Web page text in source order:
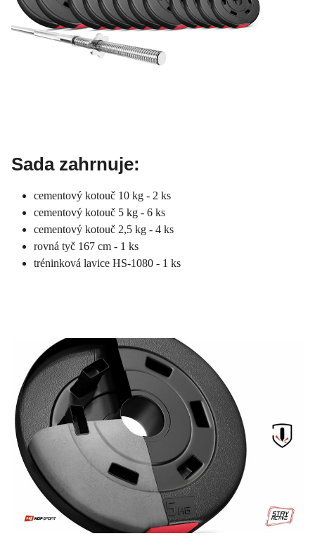
Sada zahrnuje:
cementový kotouč 10 kg - 2 ks
cementový kotouč 5 kg - 6 ks
cementový kotouč 2,5 kg - 4 ks
rovná tyč 167 cm - 1 ks
tréninková lavice HS-1080 - 1 ks